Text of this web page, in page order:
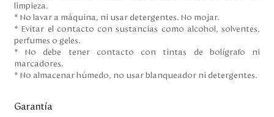
limpieza.
* No lavar a máquina, ni usar detergentes. No mojar.
* Evitar el contacto con sustancias como alcohol, solventes,
perfumes o geles.
* No debe tener contacto con tintas de bolígrafo ni
marcadores.
* No almacenar húmedo, no usar blanqueador ni detergentes.
Garantía